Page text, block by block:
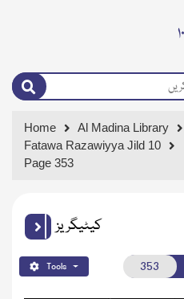
Home
Al Madina Library
Fatawa Razawiyya Jild 10
Page 353
کیٹیگریز
Tools